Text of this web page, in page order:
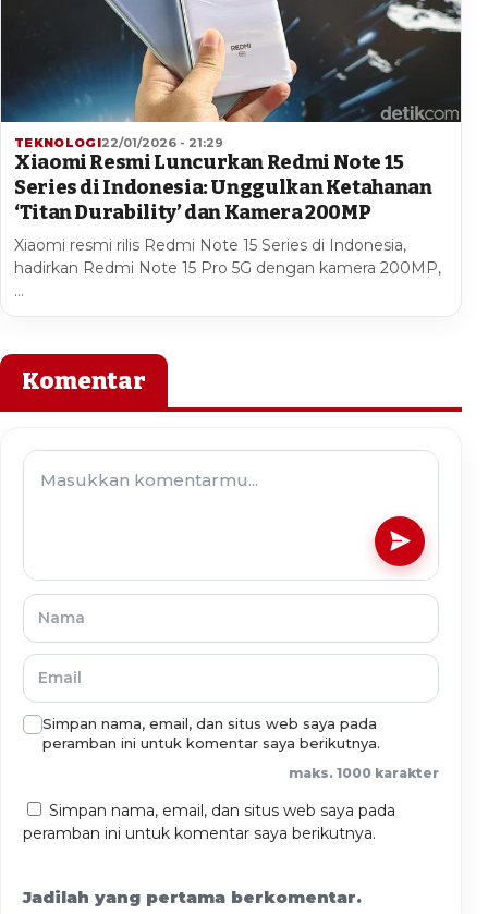
TEKNOLOGI22/01/2026 - 21:29
Xiaomi Resmi Luncurkan Redmi Note 15
Series di Indonesia: Unggulkan Ketahanan
‘Titan Durability’ dan Kamera 200MP
Xiaomi resmi rilis Redmi Note 15 Series di Indonesia,
hadirkan Redmi Note 15 Pro 5G dengan kamera 200MP,
…
Komentar
Simpan nama, email, dan situs web saya pada
peramban ini untuk komentar saya berikutnya.
maks. 1000 karakter
Simpan nama, email, dan situs web saya pada
peramban ini untuk komentar saya berikutnya.
Jadilah yang pertama berkomentar.